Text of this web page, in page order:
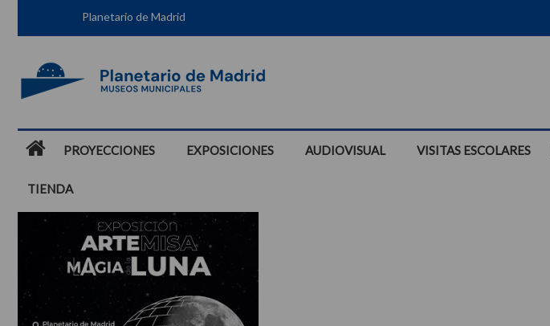
Planetario de Madrid
PROYECCIONES EXPOSICIONES AUDIOVISUAL VISITAS ESCOLARES
TIENDA